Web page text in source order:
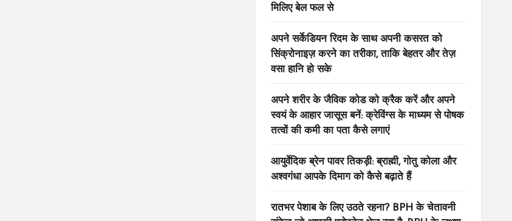
मिलिए बेल फल से
अपने सर्केडियन रिदम के साथ अपनी कसरत को
सिंक्रोनाइज़ करने का तरीका, ताकि बेहतर और तेज़
वसा हानि हो सके
अपने शरीर के जैविक कोड को क्रैक करें और अपने
स्वयं के आहार जासूस बनें: क्रेविंग्स के माध्यम से पोषक
तत्वों की कमी का पता कैसे लगाएं
आयुर्वेदिक ब्रेन पावर तिकड़ी: ब्राह्मी, गोतु कोला और
अश्वगंधा आपके दिमाग को कैसे बढ़ाते हैं
रातभर पेशाब के लिए उठते रहना? BPH के चेतावनी